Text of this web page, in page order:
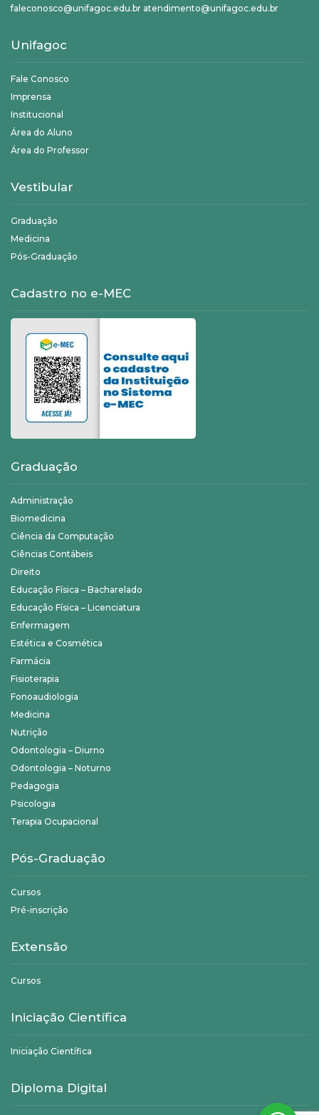
faleconosco@unifagoc.edu.br atendimento@unifagoc.edu.br
Unifagoc
Fale Conosco
Imprensa
Institucional
Área do Aluno
Área do Professor
Vestibular
Graduação
Medicina
Pós-Graduação
Cadastro no e-MEC
Graduação
Administração
Biomedicina
Ciência da Computação
Ciências Contábeis
Direito
Educação Física – Bacharelado
Educação Física – Licenciatura
Enfermagem
Estética e Cosmética
Farmácia
Fisioterapia
Fonoaudiologia
Medicina
Nutrição
Odontologia – Diurno
Odontologia – Noturno
Pedagogia
Psicologia
Terapia Ocupacional
Pós-Graduação
Cursos
Pré-inscrição
Extensão
Cursos
Iniciação Científica
Iniciação Científica
Diploma Digital